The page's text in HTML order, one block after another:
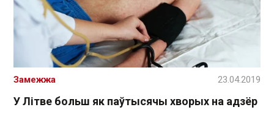
У Літве больш як паўтысячы хворых на адзёр
Замежжа 23.04.2019